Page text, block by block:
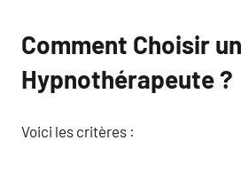
Comment Choisir
Hypnothérapeute ?
Voici les critères :